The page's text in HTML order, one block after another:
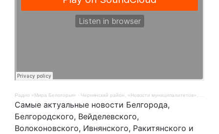
Радио «Мира Белогорья» · Чернянский район. «Новости муниципалитетов». 9 мая
Самые актуальные новости Белгорода,
Белгородского, Вейделевского,
Волоконовского, Ивнянского, Ракитянского и